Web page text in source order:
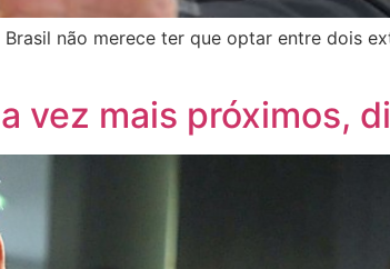
não merece ter que optar entre dois
vez mais próximos,